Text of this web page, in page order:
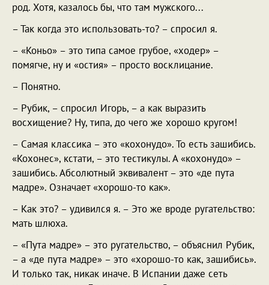
род. Хотя, казалось бы, что там мужского...
– Так когда это использовать-то? – спросил я.
– «Коньо» – это типа самое грубое, «ходер» –
помягче, ну и «остия» – просто восклицание.
– Понятно.
– Рубик, – спросил Игорь, – а как выразить
восхищение? Ну, типа, до чего же хорошо кругом!
– Самая классика – это «кохонудо». То есть зашибись.
«Кохонес», кстати, – это тестикулы. А «кохонудо» –
зашибись. Абсолютный эквивалент – это «де пута
мадре». Означает «хорошо-то как».
– Как это? – удивился я. – Это же вроде ругательство:
мать шлюха.
– «Пута мадре» – это ругательство, – объяснил Рубик,
– а «де пута мадре» – это «хорошо-то как, зашибись».
И только так, никак иначе. В Испании даже сеть